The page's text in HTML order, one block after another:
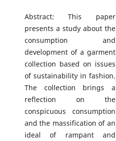
Abstract: This paper
presents a study about the
consumption and
development of a garment
collection based on issues
of sustainability in fashion.
The collection brings a
reflection on the
conspicuous consumption
and the massification of an
ideal of rampant and